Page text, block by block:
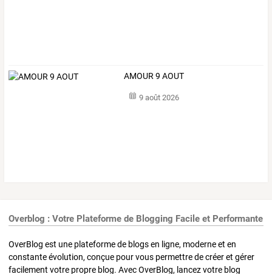
AMOUR 9 AOUT
9 août 2026
Overblog : Votre Plateforme de Blogging Facile et Performante
OverBlog est une plateforme de blogs en ligne, moderne et en
constante évolution, conçue pour vous permettre de créer et gérer
facilement votre propre blog. Avec OverBlog, lancez votre blog